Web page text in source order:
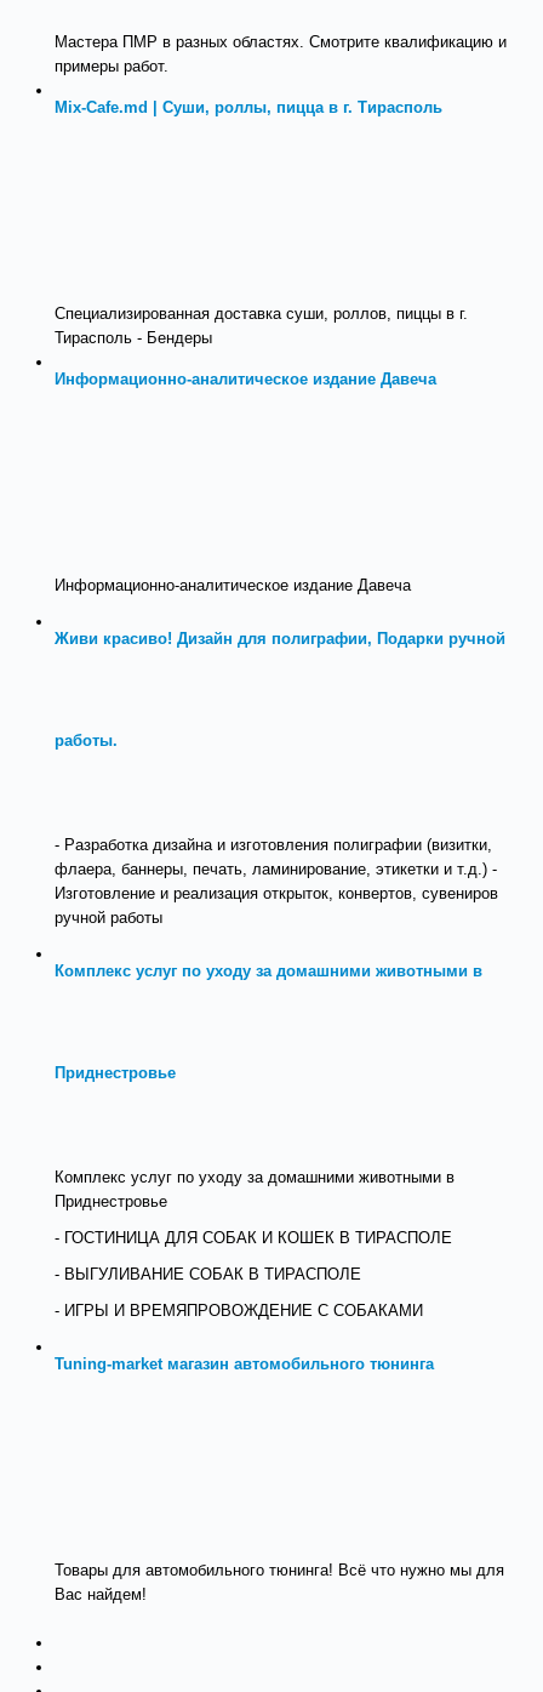
Мастера ПМР в разных областях. Смотрите квалификацию и
примеры работ.
Mix-Cafe.md | Суши, роллы, пицца в г. Тирасполь
Специализированная доставка суши, роллов, пиццы в г.
Тирасполь - Бендеры
Информационно-аналитическое издание Давеча
Информационно-аналитическое издание Давеча
Живи красиво! Дизайн для полиграфии, Подарки ручной
работы.
- Разработка дизайна и изготовления полиграфии (визитки,
флаера, баннеры, печать, ламинирование, этикетки и т.д.) -
Изготовление и реализация открыток, конвертов, сувениров
ручной работы
Комплекс услуг по уходу за домашними животными в
Приднестровье
Комплекс услуг по уходу за домашними животными в
Приднестровье
- ГОСТИНИЦА ДЛЯ СОБАК И КОШЕК В ТИРАСПОЛЕ
- ВЫГУЛИВАНИЕ СОБАК В ТИРАСПОЛЕ
- ИГРЫ И ВРЕМЯПРОВОЖДЕНИЕ С СОБАКАМИ
Tuning-market магазин автомобильного тюнинга
Товары для автомобильного тюнинга! Всё что нужно мы для
Вас найдем!